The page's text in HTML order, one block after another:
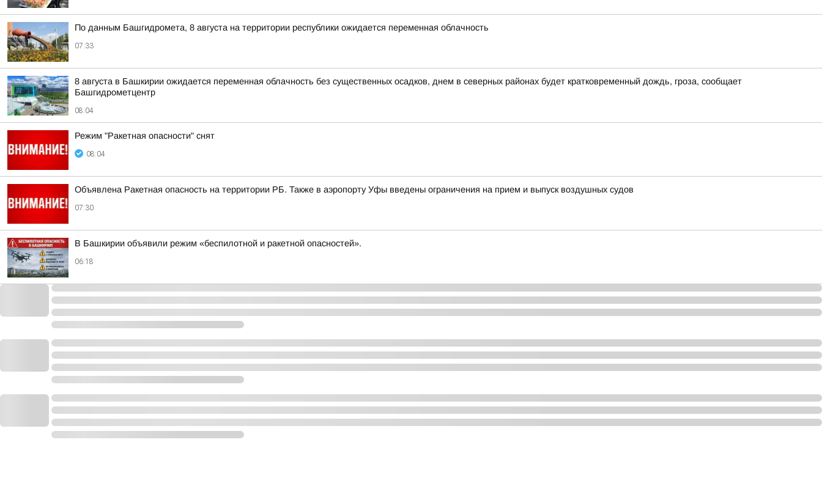
По данным Башгидромета, 8 августа на территории республики ожидается переменная облачность
07:33
8 августа в Башкирии ожидается переменная облачность без существенных осадков, днем в северных районах будет кратковременный дождь, гроза, сообщает
Башгидрометцентр
08:04
Режим "Ракетная опасности" снят
08:04
Объявлена Ракетная опасность на территории РБ. Также в аэропорту Уфы введены ограничения на прием и выпуск воздушных судов
07:30
В Башкирии объявили режим «беспилотной и ракетной опасностей».
06:18